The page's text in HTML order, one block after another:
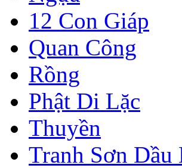
12 Con Giáp
Quan Công
Rồng
Phật Di Lặc
Thuyền
Tranh Sơn